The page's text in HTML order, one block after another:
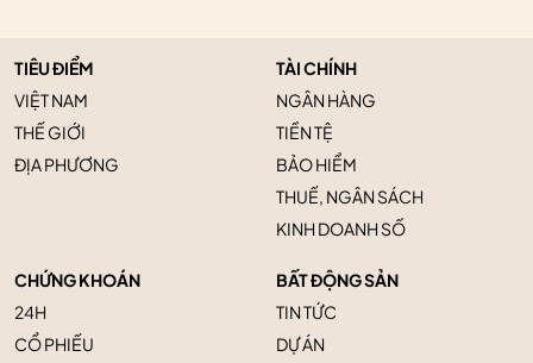
TIÊU ĐIỂM
VIỆT NAM
THẾ GIỚI
ĐỊA PHƯƠNG
TÀI CHÍNH
NGÂN HÀNG
TIỀN TỆ
BẢO HIỂM
THUẾ, NGÂN SÁCH
KINH DOANH SỐ
CHỨNG KHOÁN
24H
CỔ PHIẾU
BẤT ĐỘNG SẢN
TIN TỨC
DỰ ÁN